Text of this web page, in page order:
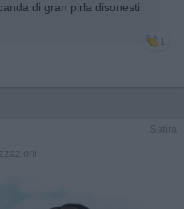
di gran pirla disonesti
1
Satira